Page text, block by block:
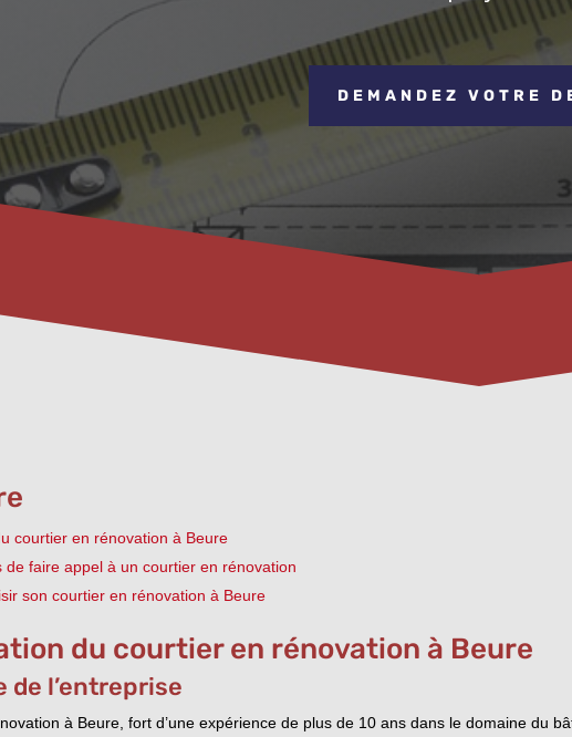
DEMANDEZ VOTRE
courtier en rénovation à Beure
de faire appel à un courtier en rénovation
son courtier en rénovation à Beure
du courtier en rénovation à Beure
de l’entreprise
à Beure, fort d’une expérience de plus de 10 ans dans le domaine du